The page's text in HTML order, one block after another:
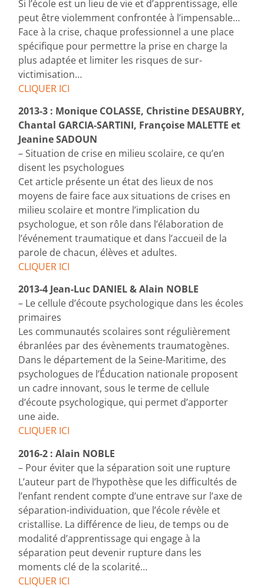
Si l’école est un lieu de vie et d’apprentissage, elle
peut être violemment confrontée à l’impensable…
Face à la crise, chaque professionnel a une place
spécifique pour permettre la prise en charge la
plus adaptée et limiter les risques de sur-
victimisation…
CLIQUER ICI
2013-3 : Monique COLASSE, Christine DESAUBRY,
Chantal GARCIA-SARTINI, Françoise MALETTE et
Jeanine SADOUN
– Situation de crise en milieu scolaire, ce qu’en
disent les psychologues
Cet article présente un état des lieux de nos
moyens de faire face aux situations de crises en
milieu scolaire et montre l’implication du
psychologue, et son rôle dans l’élaboration de
l’événement traumatique et dans l’accueil de la
parole de chacun, élèves et adultes.
CLIQUER ICI
2013-4 Jean-Luc DANIEL & Alain NOBLE
– Le cellule d’écoute psychologique dans les écoles
primaires
Les communautés scolaires sont régulièrement
ébranlées par des évènements traumatogènes.
Dans le département de la Seine-Maritime, des
psychologues de l’Éducation nationale proposent
un cadre innovant, sous le terme de cellule
d’écoute psychologique, qui permet d’apporter
une aide.
CLIQUER ICI
2016-2 : Alain NOBLE
– Pour éviter que la séparation soit une rupture
L’auteur part de l’hypothèse que les difficultés de
l’enfant rendent compte d’une entrave sur l’axe de
séparation-individuation, que l’école révèle et
cristallise. La différence de lieu, de temps ou de
modalité d’apprentissage qui engage à la
séparation peut devenir rupture dans les
moments clé de la scolarité…
CLIQUER ICI